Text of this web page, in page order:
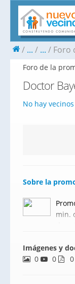
... ... Foro
Foro de la
Doctor
No hay vecinos
Sobre la
min.
junto
Imágenes y
0
0 0